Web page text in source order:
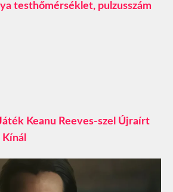
testhőmérséklet, pulzusszám
Keanu Reeves-szel Újraírt